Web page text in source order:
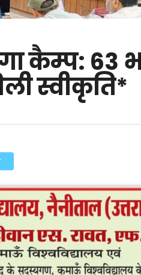
कैम्प: 63
स्वीकृति*